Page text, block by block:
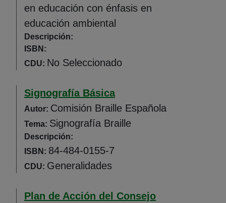
en educación con énfasis en
educación ambiental
Descripción:
ISBN:
CDU: No Seleccionado
Signografía Básica
Autor: Comisión Braille Española
Tema: Signografía Braille
Descripción:
ISBN: 84-484-0155-7
CDU: Generalidades
Plan de Acción del Consejo